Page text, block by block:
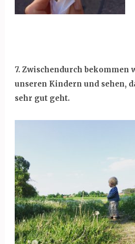
7. Zwischendurch bekommen
unseren Kindern und sehen,
sehr gut geht.